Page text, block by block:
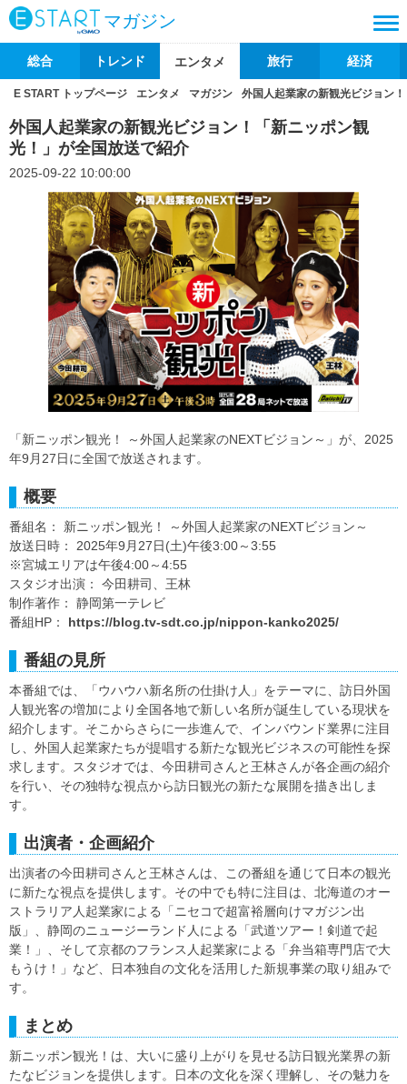
マガジン
総合 トレンド エンタメ 旅行 経済
E START トップページ エンタメ マガジン 外国人起業家の新観光ビジョン
外国人起業家の新観光ビジョン！「新ニッポン観
光！」が全国放送で紹介
2025-09-22 10:00:00
「新ニッポン観光！ ～外国人起業家のNEXTビジョン～」が、2025
年9月27日に全国で放送されます。
概要
番組名： 新ニッポン観光！ ～外国人起業家のNEXTビジョン～
放送日時： 2025年9月27日(土)午後3:00～3:55
※宮城エリアは午後4:00～4:55
スタジオ出演： 今田耕司、王林
制作著作： 静岡第一テレビ
番組HP： https://blog.tv-sdt.co.jp/nippon-kanko2025/
番組の見所
本番組では、「ウハウハ新名所の仕掛け人」をテーマに、訪日外国
人観光客の増加により全国各地で新しい名所が誕生している現状を
紹介します。そこからさらに一歩進んで、インバウンド業界に注目
し、外国人起業家たちが提唱する新たな観光ビジネスの可能性を探
求します。スタジオでは、今田耕司さんと王林さんが各企画の紹介
を行い、その独特な視点から訪日観光の新たな展開を描き出しま
す。
出演者・企画紹介
出演者の今田耕司さんと王林さんは、この番組を通じて日本の観光
に新たな視点を提供します。その中でも特に注目は、北海道のオー
ストラリア人起業家による「ニセコで超富裕層向けマガジン出
版」、静岡のニュージーランド人による「武道ツアー！剣道で起
業！」、そして京都のフランス人起業家による「弁当箱専門店で大
もうけ！」など、日本独自の文化を活用した新規事業の取り組みで
す。
まとめ
新ニッポン観光！は、大いに盛り上がりを見せる訪日観光業界の新
たなビジョンを提供します。日本の文化を深く理解し、その魅力を